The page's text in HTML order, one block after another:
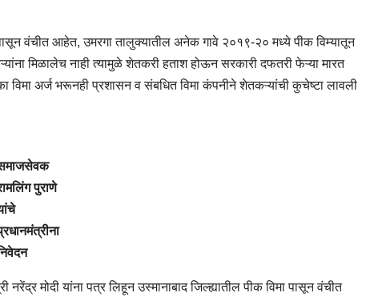
वंचीत आहेत, उमरगा तालुक्यातील अनेक गावे २०१९-२० मध्ये पीक विम्यातून
मिळालेच नाही त्यामुळे शेतकरी हताश होऊन सरकारी दफतरी फेऱ्या मारत
अर्ज भरूनही प्रशासन व संबधित विमा कंपनीने शेतकऱ्यांची कुचेष्टा लावली
पुराणे
मोदी यांना पत्र लिहून उस्मानाबाद जिल्ह्यातील पीक विमा पासून वंचीत